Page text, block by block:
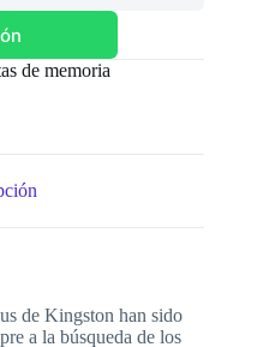
de memoria
de Kingston han sido
a la búsqueda de los